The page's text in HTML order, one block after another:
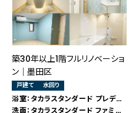
築30年以上1階フルリノベーショ
ン｜墨田区
戸建て 水回り
浴室：タカラスタンダード プレデンシア
洗面：タカラスタンダード ファミーユ